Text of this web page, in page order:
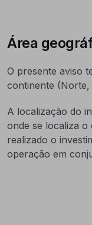
Área
O presente aviso
continente (Norte,
A localização do
onde se localiza o
realizado o
operação em